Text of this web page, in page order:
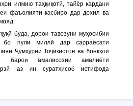
илмию таҳқиқотӣ, тайёр кардани
фаъолияти касбиро дар дохил ва
буда, дорои тавозуни муҳосибии
бо пули миллӣ дар сарраёсати
Ҷумҳурии Тоҷикистон ва бонкҳои
барои амалисозии амалиёти
аз ин суратҳисоб истифода